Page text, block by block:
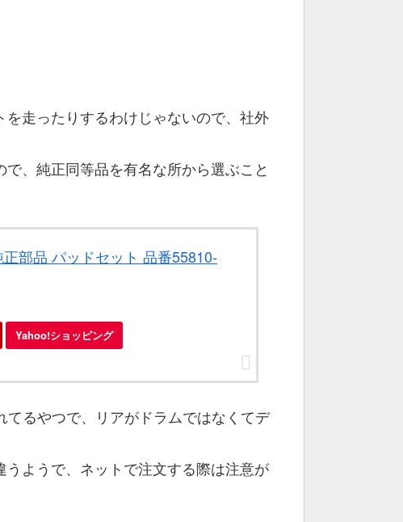
走ったりするわけじゃないので、社外
、純正同等品を有名な所から選ぶこと
部品 パッドセット 品番55810-
Yahoo!ショッピング
るやつで、リアがドラムではなくてデ
ようで、ネットで注文する際は注意が